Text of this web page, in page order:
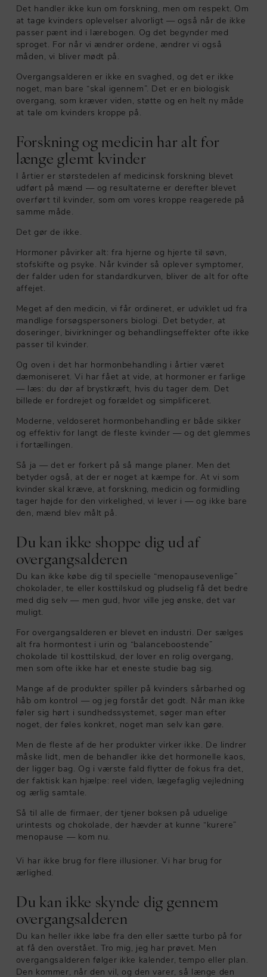
Det handler ikke kun om forskning, men om respekt. Om
at tage kvinders oplevelser alvorligt — også når de ikke
passer pænt ind i lærebogen. Og det begynder med
sproget. For når vi ændrer ordene, ændrer vi også
måden, vi bliver mødt på.
Overgangsalderen er ikke en svaghed, og det er ikke
noget, man bare “skal igennem”. Det er en biologisk
overgang, som kræver viden, støtte og en helt ny måde
at tale om kvinders kroppe på.
Forskning og medicin har alt for
længe glemt kvinder
I årtier er størstedelen af medicinsk forskning blevet
udført på mænd — og resultaterne er derefter blevet
overført til kvinder, som om vores kroppe reagerede på
samme måde.
Det gør de ikke.
Hormoner påvirker alt: fra hjerne og hjerte til søvn,
stofskifte og psyke. Når kvinder så oplever symptomer,
der falder uden for standardkurven, bliver de alt for ofte
affejet.
Meget af den medicin, vi får ordineret, er udviklet ud fra
mandlige forsøgspersoners biologi. Det betyder, at
doseringer, bivirkninger og behandlingseffekter ofte ikke
passer til kvinder.
Og oven i det har hormonbehandling i årtier været
dæmoniseret. Vi har fået at vide, at hormoner er farlige
— læs: du dør af brystkræft, hvis du tager dem. Det
billede er fordrejet og forældet og simplificeret.
Moderne, veldoseret hormonbehandling er både sikker
og effektiv for langt de fleste kvinder — og det glemmes
i fortællingen.
Så ja — det er forkert på så mange planer. Men det
betyder også, at der er noget at kæmpe for. At vi som
kvinder skal kræve, at forskning, medicin og formidling
tager højde for den virkelighed, vi lever i — og ikke bare
den, mænd blev målt på.
Du kan ikke shoppe dig ud af
overgangsalderen
Du kan ikke købe dig til specielle “menopausevenlige”
chokolader, te eller kosttilskud og pludselig få det bedre
med dig selv — men gud, hvor ville jeg ønske, det var
muligt.
For overgangsalderen er blevet en industri. Der sælges
alt fra hormontest i urin og “balanceboostende”
chokolade til kosttilskud, der lover en rolig overgang,
men som ofte ikke har et eneste studie bag sig.
Mange af de produkter spiller på kvinders sårbarhed og
håb om kontrol — og jeg forstår det godt. Når man ikke
føler sig hørt i sundhedssystemet, søger man efter
noget, der føles konkret, noget man selv kan gøre.
Men de fleste af de her produkter virker ikke. De lindrer
måske lidt, men de behandler ikke det hormonelle kaos,
der ligger bag. Og i værste fald flytter de fokus fra det,
der faktisk kan hjælpe: reel viden, lægefaglig vejledning
og ærlig samtale.
Så til alle de firmaer, der tjener boksen på uduelige
urintests og chokolade, der hævder at kunne “kurere”
menopause — kom nu.
Vi har ikke brug for flere illusioner. Vi har brug for
ærlighed.
Du kan ikke skynde dig gennem
overgangsalderen
Du kan heller ikke løbe fra den eller sætte turbo på for
at få den overstået. Tro mig, jeg har prøvet. Men
overgangsalderen følger ikke kalender, tempo eller plan.
Den kommer, når den vil, og den varer, så længe den